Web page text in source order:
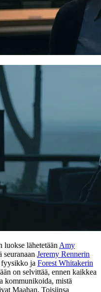
luokse lähetetään Amy
Jeremy Rennerin
fyysikko ja Forest Whitakerin
on selvittää, ennen kaikkea
kommunikoida, mistä
Maahan. Toisiinsa